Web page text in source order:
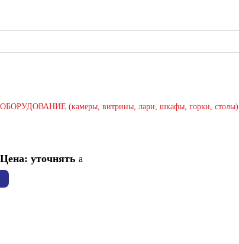
(камеры, витрины, лари, шкафы, горки, столы)
Цена: уточнять a